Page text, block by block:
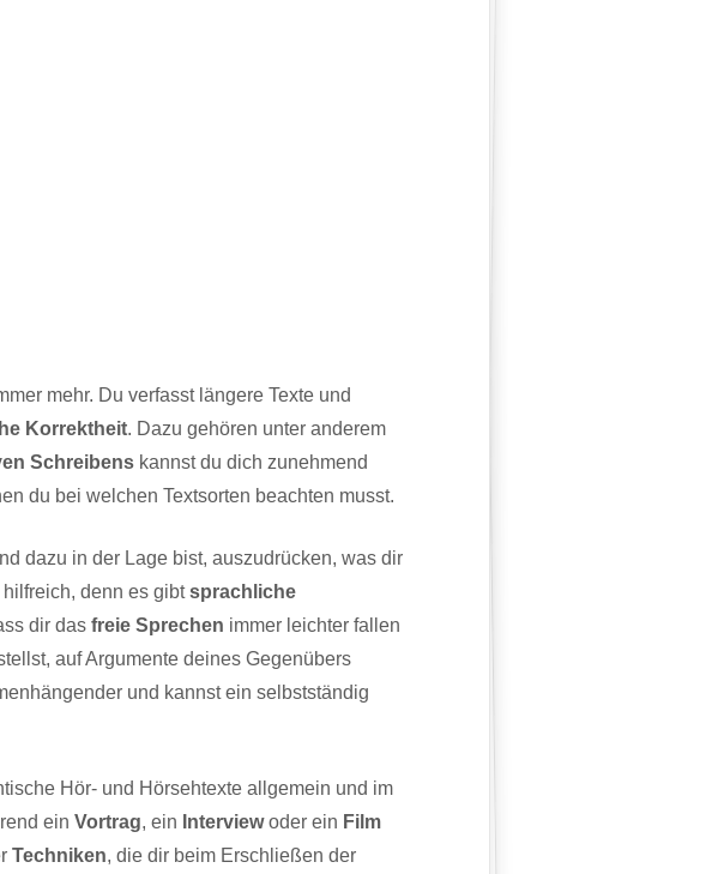
mehr. Du verfasst längere Texte und
Korrektheit. Dazu gehören unter anderem
Schreibenskannst du dich zunehmend
du bei welchen Textsorten beachten musst.
dazu in der Lage bist, auszudrücken, was dir
denn es gibtsprachliche
dir das freie Sprechen immer leichter fallen
auf Argumente deines Gegenübers
und kannst ein selbstständig
Hör- und Hörsehtexte allgemein und im
ein Vortrag, ein Interviewoder ein Film
Techniken, die dir beim Erschließen der